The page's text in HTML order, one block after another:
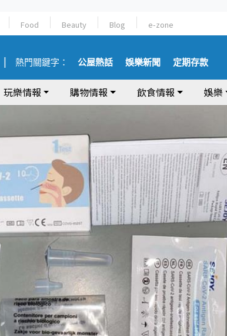
Food Beauty Blog e-zone
熱門關鍵字： 公屋熱話 娛樂新聞 定期存款
玩樂情報 購物情報 飲食情報 娛樂